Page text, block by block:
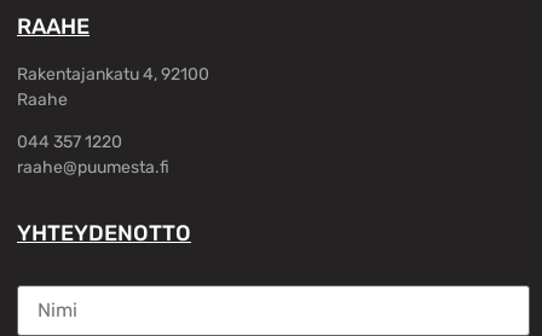
RAAHE
Rakentajankatu 4, 92100
Raahe
044 357 1220
raahe@puumesta.fi
YHTEYDENOTTO